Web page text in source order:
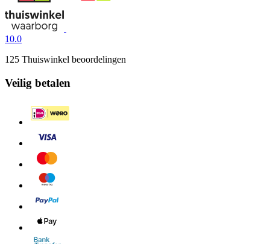
10.0
125 Thuiswinkel beoordelingen
Veilig betalen